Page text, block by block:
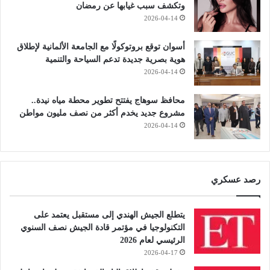
وتكشف سبب غيابها عن رمضان
2026-04-14
أسوان توقع بروتوكولًا مع الجامعة الألمانية لإطلاق
هوية بصرية جديدة تدعم السياحة والتنمية
2026-04-14
محافظ سوهاج يفتتح تطوير محطة مياه نيدة..
مشروع جديد يخدم أكثر من نصف مليون مواطن
2026-04-14
رصد عسكري
يتطلع الجيش الهندي إلى مستقبل يعتمد على
التكنولوجيا في مؤتمر قادة الجيش نصف السنوي
الرئيسي لعام 2026
2026-04-17